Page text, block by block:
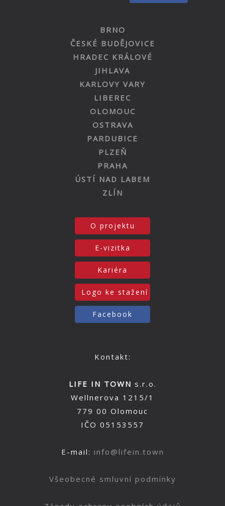
BRNO
ČESKÉ BUDĚJOVICE
HRADEC KRÁLOVÉ
JIHLAVA
KARLOVY VARY
LIBEREC
OLOMOUC
OSTRAVA
PARDUBICE
PLZEŇ
PRAHA
ÚSTÍ NAD LABEM
ZLÍN
O projektu
E-vizitka
Kariéra
Logo ke stažení
Facebook
Kontakt:
LIFE IN TOWN s.r.o.
Wellnerova 1215/1
779 00 Olomouc
IČO 05153557
E-mail: info@lifein.town
Všeobecné smluvní podmínky